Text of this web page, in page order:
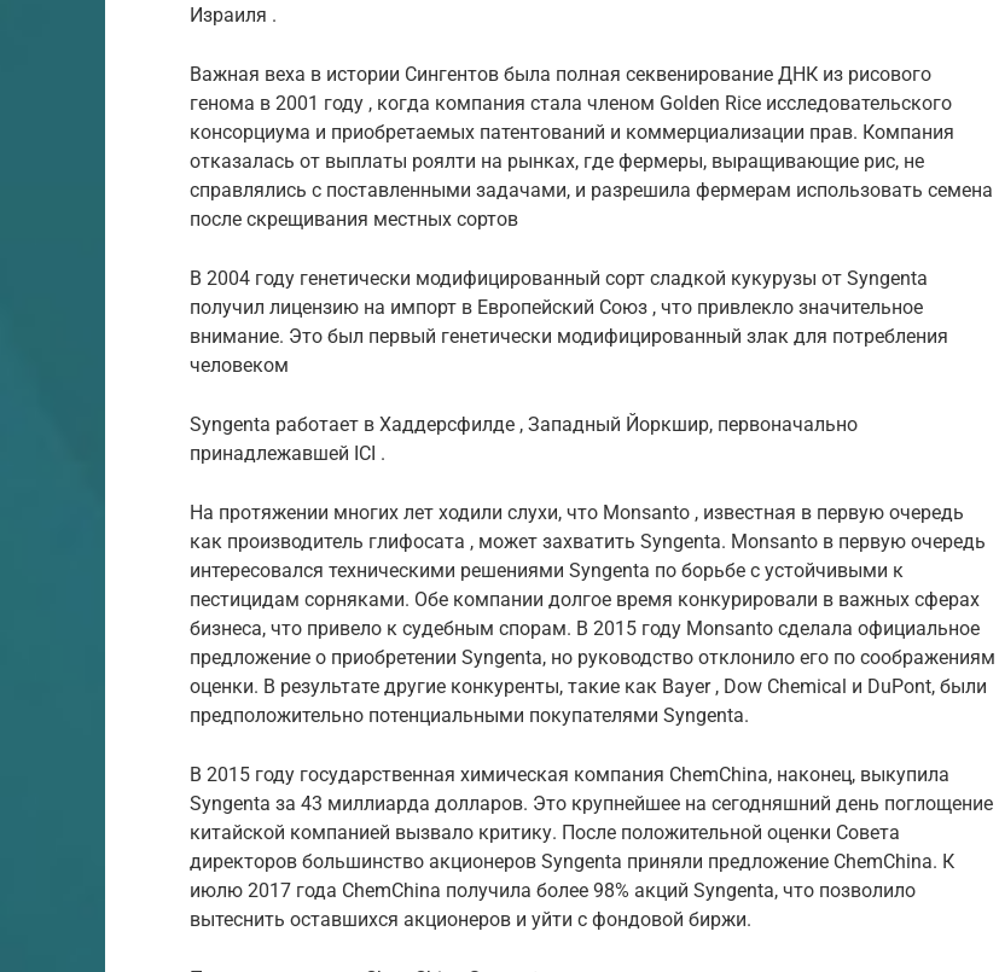
Израиля .
Важная веха в истории Сингентов была полная секвенирование ДНК из рисового
генома в 2001 году , когда компания стала членом Golden Rice исследовательского
консорциума и приобретаемых патентований и коммерциализации прав. Компания
отказалась от выплаты роялти на рынках, где фермеры, выращивающие рис, не
справлялись с поставленными задачами, и разрешила фермерам использовать семена
после скрещивания местных сортов
В 2004 году генетически модифицированный сорт сладкой кукурузы от Syngenta
получил лицензию на импорт в Европейский Союз , что привлекло значительное
внимание. Это был первый генетически модифицированный злак для потребления
человеком
Syngenta работает в Хаддерсфилде , Западный Йоркшир, первоначально
принадлежавшей ICI .
На протяжении многих лет ходили слухи, что Monsanto , известная в первую очередь
как производитель глифосата , может захватить Syngenta. Monsanto в первую очередь
интересовался техническими решениями Syngenta по борьбе с устойчивыми к
пестицидам сорняками. Обе компании долгое время конкурировали в важных сферах
бизнеса, что привело к судебным спорам. В 2015 году Monsanto сделала официальное
предложение о приобретении Syngenta, но руководство отклонило его по соображениям
оценки. В результате другие конкуренты, такие как Bayer, Dow Chemical и DuPont, были
предположительно потенциальными покупателями Syngenta.
В 2015 году государственная химическая компания ChemChina, наконец, выкупила
Syngenta за 43 миллиарда долларов. Это крупнейшее на сегодняшний день поглощение
китайской компанией вызвало критику. После положительной оценки Совета
директоров большинство акционеров Syngenta приняли предложение ChemChina. К
июлю 2017 года ChemChina получила более 98% акций Syngenta, что позволило
вытеснить оставшихся акционеров и уйти с фондовой биржи.